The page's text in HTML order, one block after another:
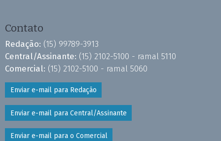
Contato
Redação: (15) 99789-3913
Central/Assinante: (15) 2102-5100 - ramal 5110
Comercial: (15) 2102-5100 - ramal 5060
Enviar e-mail para Redação
Enviar e-mail para Central/Assinante
Enviar e-mail para o Comercial